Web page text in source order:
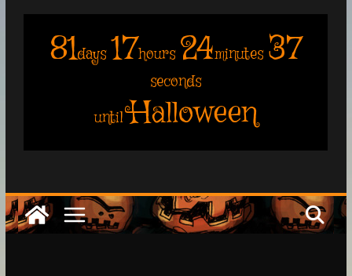
81days 17hours 24minutes 37
seconds
until Halloween